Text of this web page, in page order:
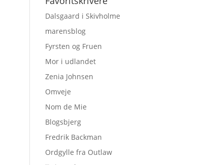
Dalsgaard i Skivholme
marensblog
Fyrsten og Fruen
Mor i udlandet
Zenia Johnsen
Omveje
Nom de Mie
Blogsbjerg
Fredrik Backman
Ordgylle fra Outlaw